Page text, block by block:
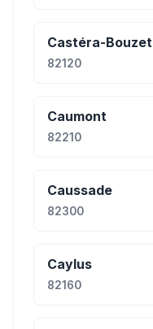
Castéra-Bouzet
82120
Caumont
82210
Caussade
82300
Caylus
82160